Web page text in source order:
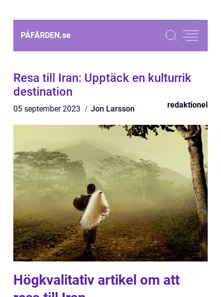
PÅFÄRDEN.se
Resa till Iran: Upptäck en kulturrik
destination
05 september 2023 Jon Larsson redaktionel
Högkvalitativ artikel om att